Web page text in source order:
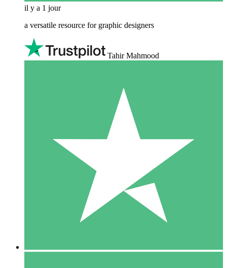
il y a 1 jour
a versatile resource for graphic designers
Tahir Mahmood